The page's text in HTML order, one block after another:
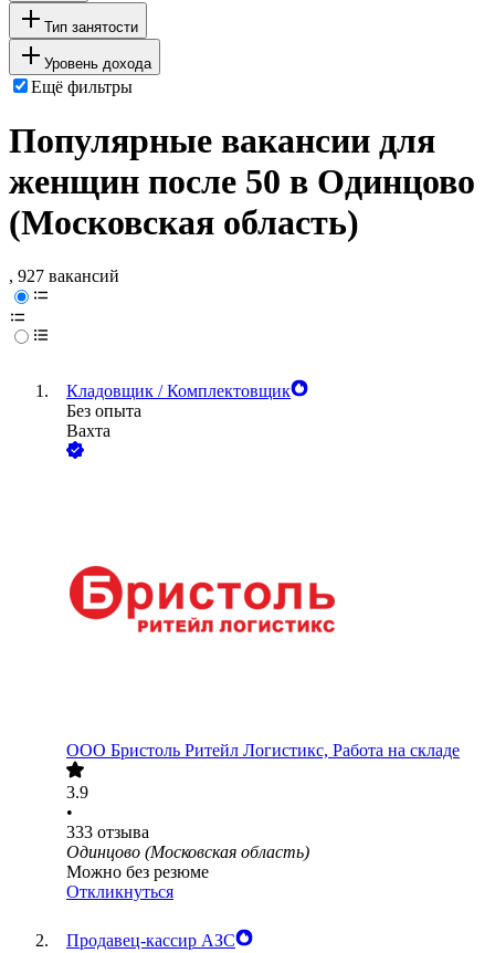
Тип занятости
Уровень дохода
Ещё фильтры
Популярные вакансии для
женщин после 50 в Одинцово
(Московская область)
, 927 вакансий
Кладовщик / Комплектовщик
Без опыта
Вахта
ООО Бристоль Ритейл Логистикс, Работа на складе
3.9
•
333 отзыва
Одинцово (Московская область)
Можно без резюме
Откликнуться
Продавец-кассир АЗС